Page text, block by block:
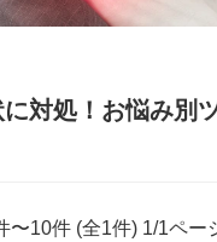
対処！お悩み別
〜10件 (全1件) 1/1ペー